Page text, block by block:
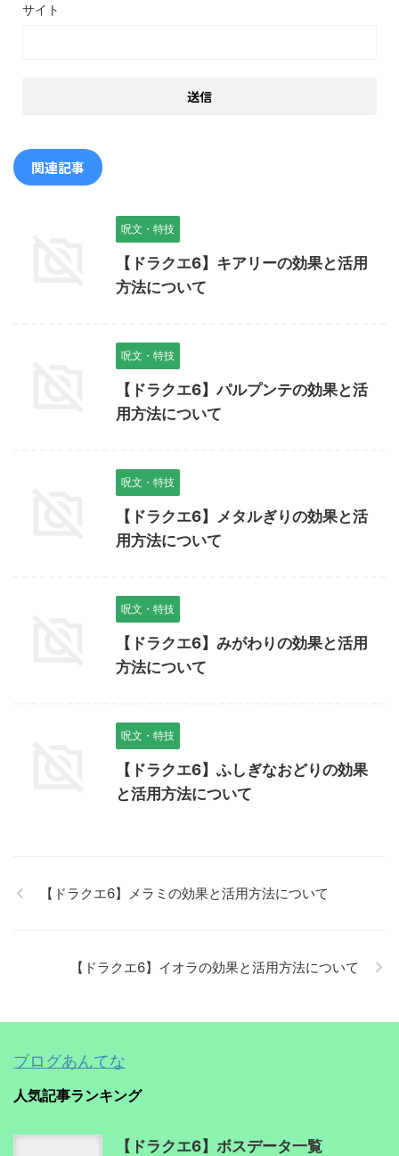
サイト
関連記事
呪文・特技
【ドラクエ6】キアリーの効果と活用
方法について
呪文・特技
【ドラクエ6】パルプンテの効果と活
用方法について
呪文・特技
【ドラクエ6】メタルぎりの効果と活
用方法について
呪文・特技
【ドラクエ6】みがわりの効果と活用
方法について
呪文・特技
【ドラクエ6】ふしぎなおどりの効果
と活用方法について
【ドラクエ6】メラミの効果と活用方法について
【ドラクエ6】イオラの効果と活用方法について
ブログあんてな
人気記事ランキング
【ドラクエ6】ボスデータ一覧